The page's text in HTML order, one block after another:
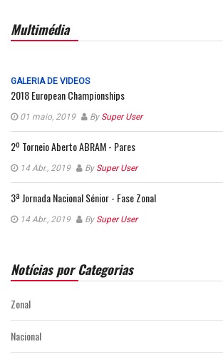
Multimédia
GALERIA DE VIDEOS
2018 European Championships
01 maio, 2019 By Super User
2º Torneio Aberto ABRAM - Pares
14 Abr., 2019 By Super User
3ª Jornada Nacional Sénior - Fase Zonal
14 Abr., 2019 By Super User
Notícias por Categorias
Zonal
Nacional